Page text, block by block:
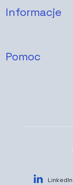
Informacje
Pomoc
LinkedIn